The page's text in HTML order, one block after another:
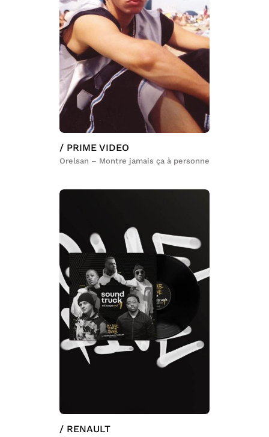
/ PRIME VIDEO
Orelsan – Montre jamais ça à personne
/ RENAULT